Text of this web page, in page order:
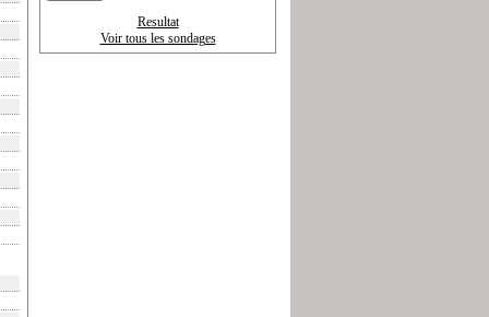
Resultat
Voir tous les sondages